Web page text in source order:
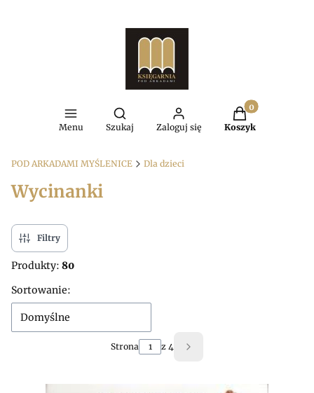
Menu
Otwórz wyszukiwarkę
Szukaj Zaloguj się
Produkty w
Koszyk
POD ARKADAMI MYŚLENICE Dla dzieci
Wycinanki
Filtry
Produkty: 80
Lista produktów
Sortowanie:
Domyślne
Strona z 4 Następne produkty